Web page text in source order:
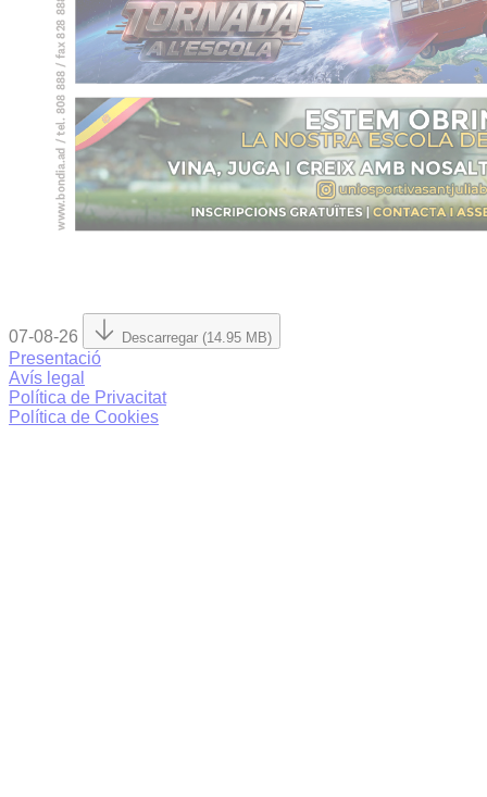
07-08-26 Descarregar (14.95 MB)
Presentació
Avís legal
Política de Privacitat
Política de Cookies